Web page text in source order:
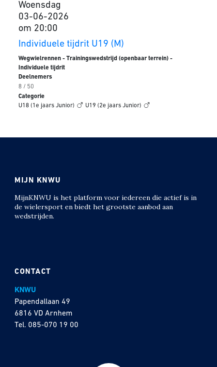
Woensdag
03-06-2026
om 20:00
Individuele tijdrit U19 (M)
Wegwielrennen - Trainingswedstrijd (openbaar terrein) -
Individuele tijdrit
Deelnemers
8 / 50
Categorie
U18 (1e jaars Junior)
U19 (2e jaars Junior)
CONTACT
KNWU
Papendallaan 49
6816 VD Arnhem
Tel. 085-070 19 00
MIJN KNWU
MijnKNWU is het platform voor iedereen die actief is in
de wielersport en biedt het grootste aanbod aan
wedstrijden.